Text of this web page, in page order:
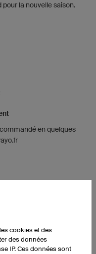
pour la nouvelle saison.
en quelques
là
cookies et des
des données
IP. Ces données sont